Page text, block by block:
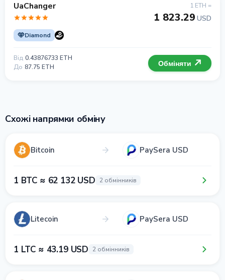
UaChanger
Diamond
1 ETH =
1 823.29 USD
Від 0.43876733 ETH
До 87.75 ETH Обміняти
Схожі напрямки обміну
Bitcoin PaySera USD
1 BTC ≈ 62 132 USD 2 обмінників
Litecoin PaySera USD
1 LTC ≈ 43.19 USD 2 обмінників